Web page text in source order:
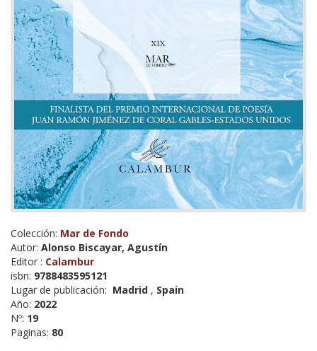
Colección: Mar de Fondo
Autor: Alonso Biscayar, Agustín
Editor : Calambur
isbn: 9788483595121
Lugar de publicación: Madrid , Spain
Año: 2022
Nº: 19
Paginas: 80